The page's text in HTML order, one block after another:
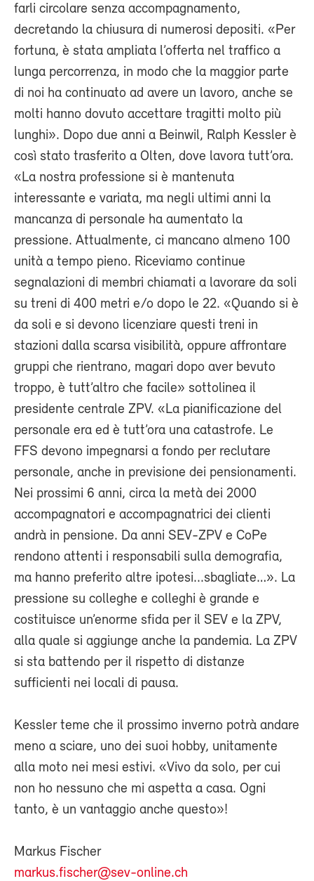
farli circolare senza accompagnamento,
decretando la chiusura di numerosi depositi. «Per
fortuna, è stata ampliata l’offerta nel traffico a
lunga percorrenza, in modo che la maggior parte
di noi ha continuato ad avere un lavoro, anche se
molti hanno dovuto accettare tragitti molto più
lunghi». Dopo due anni a Beinwil, Ralph Kessler è
così stato trasferito a Olten, dove lavora tutt’ora.
«La nostra professione si è mantenuta
interessante e variata, ma negli ultimi anni la
mancanza di personale ha aumentato la
pressione. Attualmente, ci mancano almeno 100
unità a tempo pieno. Riceviamo continue
segnalazioni di membri chiamati a lavorare da soli
su treni di 400 metri e/o dopo le 22. «Quando si è
da soli e si devono licenziare questi treni in
stazioni dalla scarsa visibilità, oppure affrontare
gruppi che rientrano, magari dopo aver bevuto
troppo, è tutt’altro che facile» sottolinea il
presidente centrale ZPV. «La pianificazione del
personale era ed è tutt’ora una catastrofe. Le
FFS devono impegnarsi a fondo per reclutare
personale, anche in previsione dei pensionamenti.
Nei prossimi 6 anni, circa la metà dei 2000
accompagnatori e accompagnatrici dei clienti
andrà in pensione. Da anni SEV-ZPV e CoPe
rendono attenti i responsabili sulla demografia,
ma hanno preferito altre ipotesi...sbagliate…». La
pressione su colleghe e colleghi è grande e
costituisce un’enorme sfida per il SEV e la ZPV,
alla quale si aggiunge anche la pandemia. La ZPV
si sta battendo per il rispetto di distanze
sufficienti nei locali di pausa.
Kessler teme che il prossimo inverno potrà andare
meno a sciare, uno dei suoi hobby, unitamente
alla moto nei mesi estivi. «Vivo da solo, per cui
non ho nessuno che mi aspetta a casa. Ogni
tanto, è un vantaggio anche questo»!
Markus Fischer
markus.fischer@sev-online.ch